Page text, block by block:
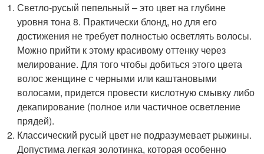
Светло-русый пепельный – это цвет на глубине
уровня тона 8. Практически блонд, но для его
достижения не требует полностью осветлять волосы.
Можно прийти к этому красивому оттенку через
мелирование. Для того чтобы добиться этого цвета
волос женщине с черными или каштановыми
волосами, придется провести кислотную смывку либо
декапирование (полное или частичное осветление
прядей).
Классический русый цвет не подразумевает рыжины.
Допустима легкая золотинка, которая особенно